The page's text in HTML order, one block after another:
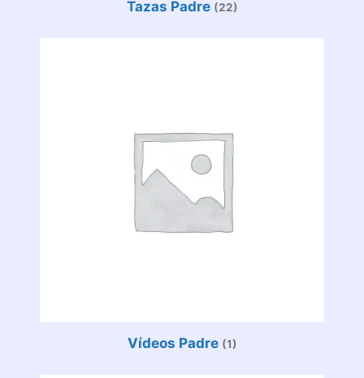
Tazas Padre (22)
Vídeos Padre (1)